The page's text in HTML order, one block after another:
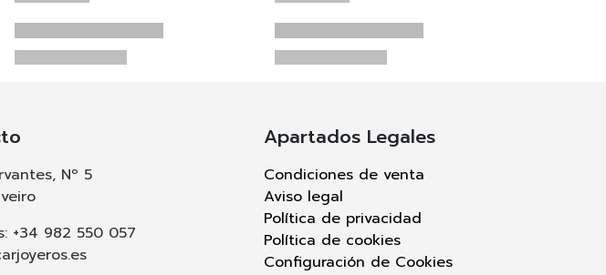
Nº 5
+34 982 550 057
Apartados Legales
Condiciones de venta
Aviso legal
Política de privacidad
Política de cookies
Configuración de Cookies